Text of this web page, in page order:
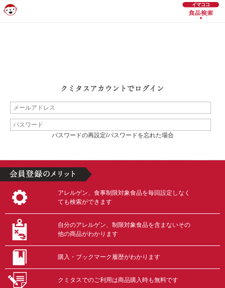
パスワードの再設定/パスワードを忘れた場合
アレルゲン、食事制限対象食品を毎回設定しなく
ても検索ができます
自分のアレルゲン、制限対象食品を含まないその
他の商品がわかります
購入・ブックマーク履歴がわかります
クミタスでのご利用は商品購入時も無料です